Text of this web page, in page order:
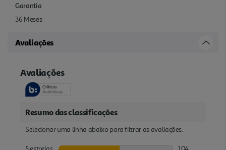
Garantia
36 Meses
Avaliações